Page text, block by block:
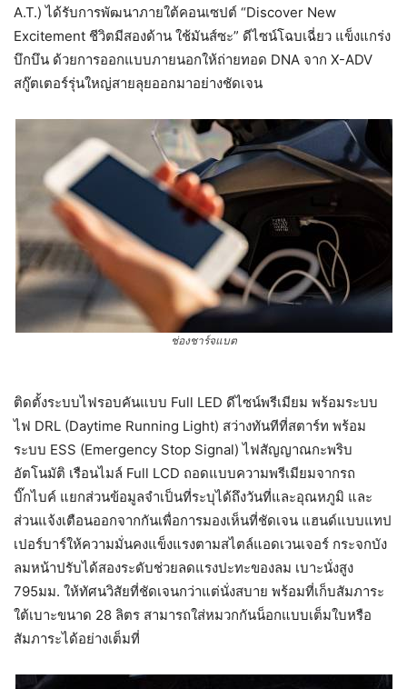
A.T.) ได้รับการพัฒนาภายใต้คอนเซปต์ “Discover New
Excitement ชีวิตมีสองด้าน ใช้มันส์ซะ” ดีไซน์โฉบเฉี่ยว แข็งแกร่ง
บึกบึน ด้วยการออกแบบภายนอกให้ถ่ายทอด DNA จาก X-ADV
สกู๊ตเตอร์รุ่นใหญ่สายลุยออกมาอย่างชัดเจน
ช่องชาร์จแบต
ติดตั้งระบบไฟรอบคันแบบ Full LED ดีไซน์พรีเมียม พร้อมระบบ
ไฟ DRL (Daytime Running Light) สว่างทันทีที่สตาร์ท พร้อม
ระบบ ESS (Emergency Stop Signal) ไฟสัญญาณกะพริบ
อัตโนมัติ เรือนไมล์ Full LCD ถอดแบบความพรีเมียมจากรถ
บิ๊กไบค์ แยกส่วนข้อมูลจำเป็นที่ระบุได้ถึงวันที่และอุณหภูมิ และ
ส่วนแจ้งเตือนออกจากกันเพื่อการมองเห็นที่ชัดเจน แฮนด์แบบแทป
เปอร์บาร์ให้ความมั่นคงแข็งแรงตามสไตล์แอดเวนเจอร์ กระจกบัง
ลมหน้าปรับได้สองระดับช่วยลดแรงปะทะของลม เบาะนั่งสูง
795มม. ให้ทัศนวิสัยที่ชัดเจนกว่าแต่นั่งสบาย พร้อมที่เก็บสัมภาระ
ใต้เบาะขนาด 28 ลิตร สามารถใส่หมวกกันน็อกแบบเต็มใบหรือ
สัมภาระได้อย่างเต็มที่